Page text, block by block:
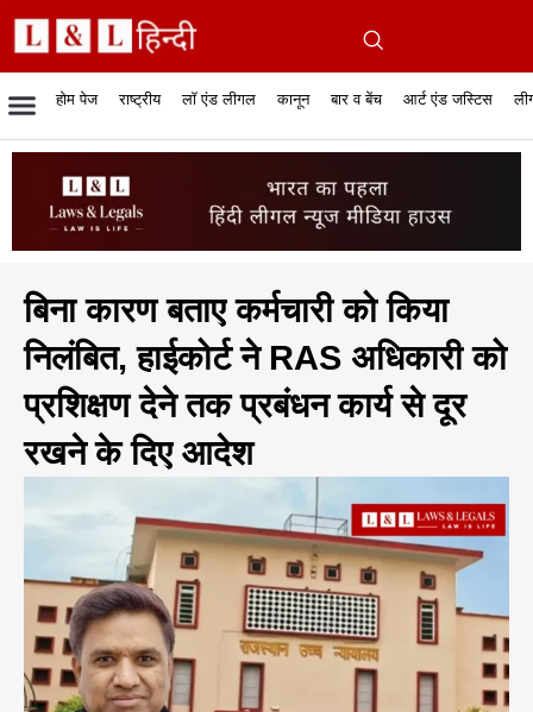
होम पेज राष्ट्रीय
रिपोर्टेबल जजमेंट सुप्रीम कोर्ट हाईकोर्ट
लॉ एंड लीगल
रिसर्च एनालाईसिस एंड लॉ केस स्टेटस
कानून
व्यापार में कानून फिल्में और कानून
बार व बेंच
बार एसोसिएशन बार
आर्ट एंड जस्टिस
जस्टिस एंड जस्टिस
बिना कारण बताए कर्मचारी को किया
निलंबित, हाईकोर्ट ने RAS अधिकारी को
प्रशिक्षण देने तक प्रबंधन कार्य से दूर
रखने के दिए आदेश